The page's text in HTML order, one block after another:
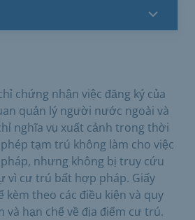
chứng nhận việc đăng ký của
quản lý người nước ngoài và
nghĩa vụ xuất cảnh trong thời
tạm trú không làm cho việc
nhưng không bị truy cứu
vì cư trú bất hợp pháp. Giấy
theo các điều kiện và quy
và hạn chế về địa điểm cư trú.